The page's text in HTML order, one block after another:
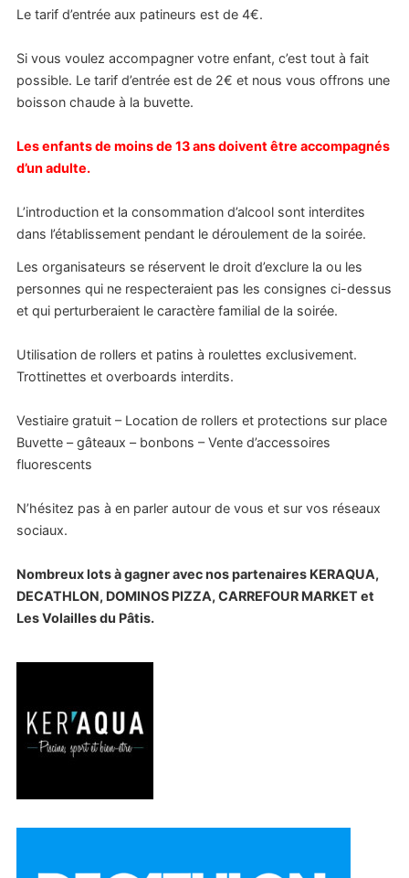
Le tarif d’entrée aux patineurs est de 4€.
Si vous voulez accompagner votre enfant, c’est tout à fait
possible. Le tarif d’entrée est de 2€ et nous vous offrons une
boisson chaude à la buvette.
Les enfants de moins de 13 ans doivent être accompagnés
d’un adulte.
L’introduction et la consommation d’alcool sont interdites
dans l’établissement pendant le déroulement de la soirée.
Les organisateurs se réservent le droit d’exclure la ou les
personnes qui ne respecteraient pas les consignes ci-dessus
et qui perturberaient le caractère familial de la soirée.
Utilisation de rollers et patins à roulettes exclusivement.
Trottinettes et overboards interdits.
Vestiaire gratuit – Location de rollers et protections sur place
Buvette – gâteaux – bonbons – Vente d’accessoires
fluorescents
N’hésitez pas à en parler autour de vous et sur vos réseaux
sociaux.
Nombreux lots à gagner avec nos partenaires KERAQUA,
DECATHLON, DOMINOS PIZZA, CARREFOUR MARKET et
Les Volailles du Pâtis.